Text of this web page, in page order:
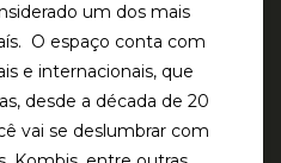
um dos mais
O espaço conta com
e internacionais, que
desde a década de 20
vai se deslumbrar com